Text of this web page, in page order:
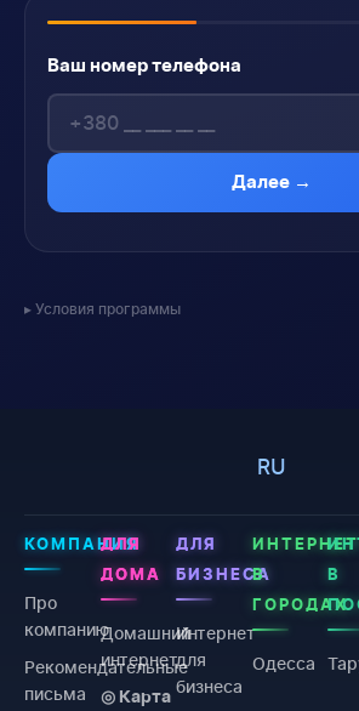
Ваш номер телефона
Далее →
Условия программы
RU
КОМПАНИЯ
Про
компанию
Рекомендательные
письма
ДЛЯ
ДОМА
Домашний
интернет
◎ Карта
ДЛЯ
БИЗНЕСА
Интернет
для
бизнеса
ИНТЕРНЕТ
В
ГОРОДАХ
Одесса
В